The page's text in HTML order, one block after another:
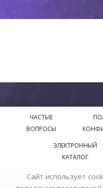
ЧАСТЫЕ
ВОПРОСЫ
ЭЛЕКТРОННЫЙ
КАТАЛОГ
© 2018—2026 Официальный
Сайт использует